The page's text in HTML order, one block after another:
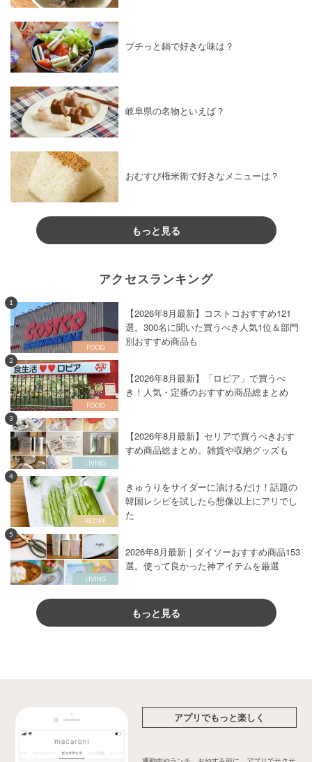
プチっと鍋で好きな味は？
岐阜県の名物といえば？
おむすび権米衛で好きなメニューは？
もっと見る
アクセスランキング
1
【2026年8月最新】コストコおすすめ121
選。300名に聞いた買うべき人気1位＆部門
別おすすめ商品も
2
【2026年8月最新】「ロピア」で買うべ
き！人気・定番のおすすめ商品総まとめ
3
【2026年8月最新】セリアで買うべきおす
すめ商品総まとめ。雑貨や収納グッズも
4
きゅうりをサイダーに漬けるだけ！話題の
韓国レシピを試したら想像以上にアリでし
た
5
2026年8月最新｜ダイソーおすすめ商品153
選。使って良かった神アイテムを厳選
もっと見る
アプリでもっと楽しく